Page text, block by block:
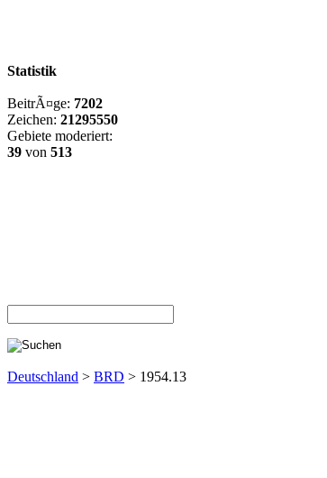
Statistik
BeitrÃ¤ge: 7202
Zeichen: 21295550
Gebiete moderiert:
39 von 513
Deutschland > BRD > 1954.13